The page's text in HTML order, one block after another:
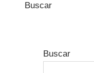
Buscar
Buscar